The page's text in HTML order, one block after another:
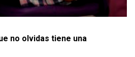
no olvidas tiene una